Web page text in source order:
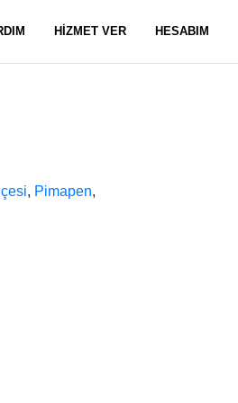
HİZMET VER HESABIM
, Pimapen,